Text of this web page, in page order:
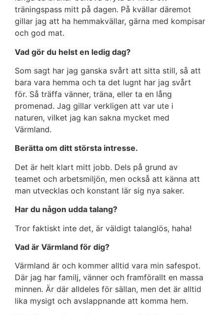
träningspass mitt på dagen. På kvällar däremot
gillar jag att ha hemmakvällar, gärna med kompisar
och god mat.
Vad gör du helst en ledig dag?
Som sagt har jag ganska svårt att sitta still, så att
bara vara hemma och ta det lugnt har jag svårt
för. Så träffa vänner, träna, eller ta en lång
promenad. Jag gillar verkligen att var ute i
naturen, vilket jag kan sakna mycket med
Värmland.
Berätta om ditt största intresse.
Det är helt klart mitt jobb. Dels på grund av
teamet och arbetsmiljön, men också att känna att
man utvecklas och konstant lär sig nya saker.
Har du någon udda talang?
Tror faktiskt inte det, är väldigt talanglös, haha!
Vad är Värmland för dig?
Värmland är och kommer alltid vara min safespot.
Där jag har familj, vänner och framförallt en massa
minnen. Är där alldeles för sällan, men det är alltid
lika mysigt och avslappnande att komma hem.